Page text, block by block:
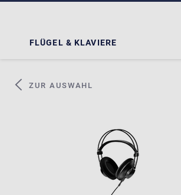
FLÜGEL & KLAVIERE
ZUR AUSWAHL